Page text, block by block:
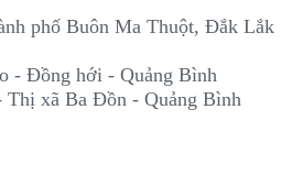
phố Buôn Ma Thuột, Đắk Lắk
- Đồng hới - Quảng Bình
Thị xã Ba Đồn - Quảng Bình